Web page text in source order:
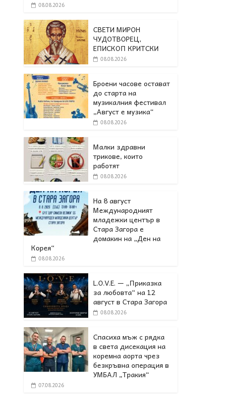
08.08.2026
СВЕТИ МИРОН
ЧУДОТВОРЕЦ,
ЕПИСКОП КРИТСКИ
08.08.2026
Броени часове остават
до старта на
музикалния фестивал
„Август е музика“
08.08.2026
Малки здравни
трикове, които
работят
08.08.2026
На 8 август
Международният
младежки център в
Стара Загора е
домакин на „Ден на
Корея“
08.08.2026
L.O.V.E. — „Приказка
за любовта“ на 12
август в Стара Загора
08.08.2026
Спасиха мъж с рядка
в света дисекация на
коремна аорта чрез
безкръвна операция в
УМБАЛ „Тракия“
07.08.2026